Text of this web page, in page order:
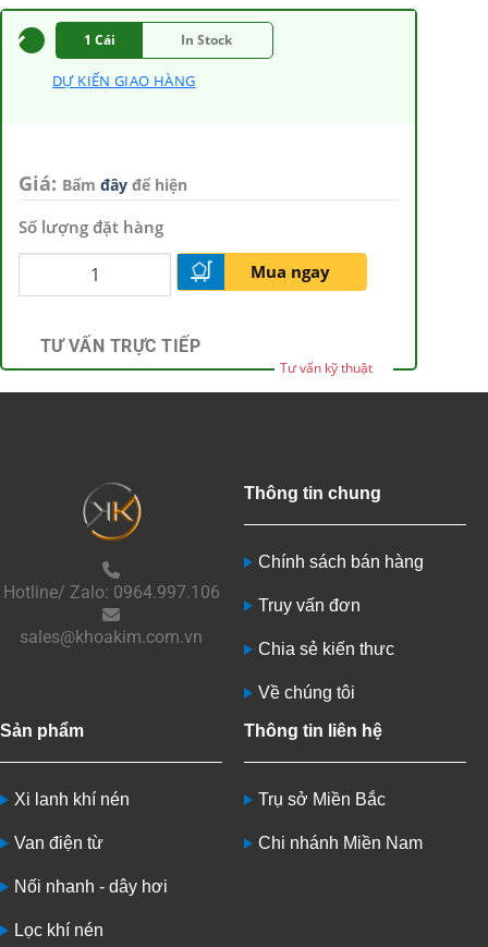
1 Cái In Stock
DỰ KIẾN GIAO HÀNG
Giá: Bấm đây để hiện
Số lượng đặt hàng
Mua ngay
TƯ VẤN TRỰC TIẾP
Tư vấn kỹ thuật
Hotline/ Zalo: 0964.997.106
sales@khoakim.com.vn
Thông tin chung
Chính sách bán hàng
Truy vấn đơn
Chia sẻ kiến thưc
Về chúng tôi
Sản phẩm
Xi lanh khí nén
Van điện từ
Nối nhanh - dây hơi
Lọc khí nén
Thông tin liên hệ
Trụ sở Miền Bắc
Chi nhánh Miền Nam